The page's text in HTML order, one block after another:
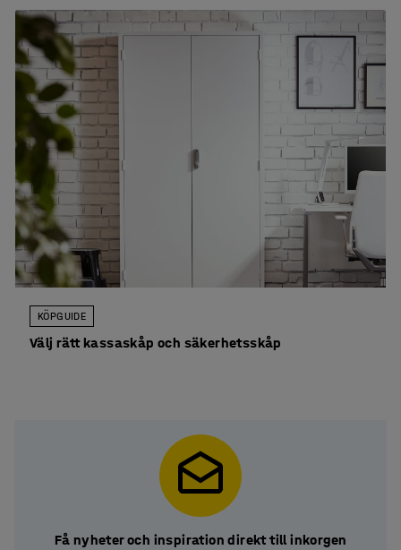
KÖPGUIDE
Välj rätt kassaskåp och säkerhetsskåp
Få nyheter och inspiration direkt till inkorgen